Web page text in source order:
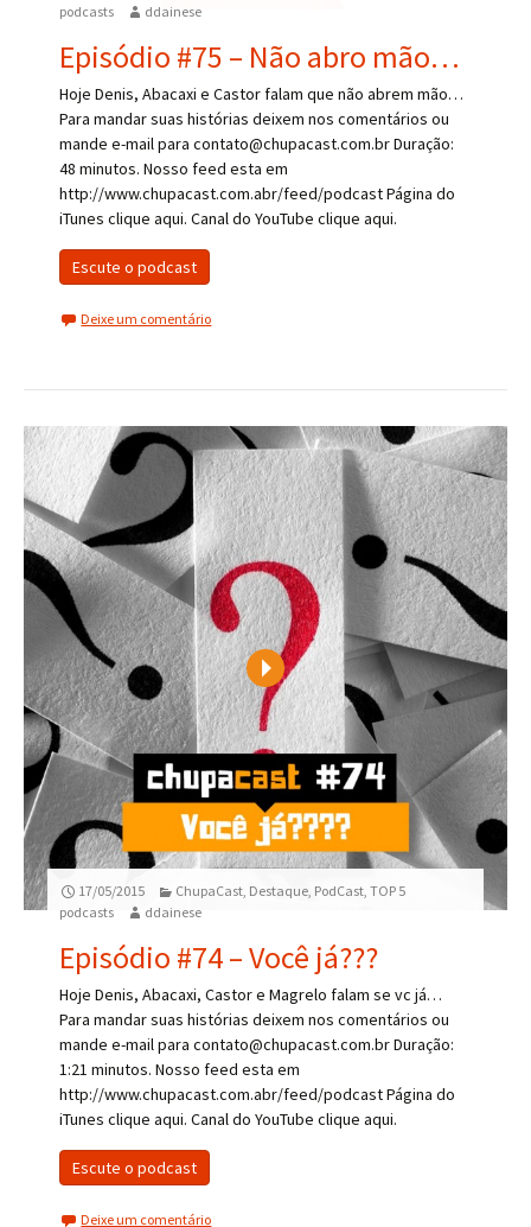
podcasts
ddainese
Episódio #75 – Não abro mão…
Hoje Denis, Abacaxi e Castor falam que não abrem mão…
Para mandar suas histórias deixem nos comentários ou
mande e-mail para contato@chupacast.com.br Duração:
48 minutos. Nosso feed esta em
http://www.chupacast.com.abr/feed/podcast Página do
iTunes clique aqui. Canal do YouTube clique aqui.
Escute o podcast
Deixe um comentário
Play
17/05/2015 ChupaCast, Destaque, PodCast,TOP 5
podcasts
ddainese
Episódio #74 – Você já???
Hoje Denis, Abacaxi, Castor e Magrelo falam se vc já…
Para mandar suas histórias deixem nos comentários ou
mande e-mail para contato@chupacast.com.br Duração:
1:21 minutos. Nosso feed esta em
http://www.chupacast.com.abr/feed/podcast Página do
iTunes clique aqui. Canal do YouTube clique aqui.
Escute o podcast
Deixe um comentário